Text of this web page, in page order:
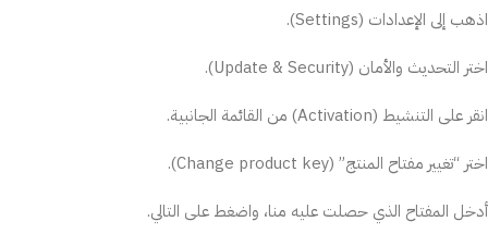
اذهب إلى الإعدادات (Settings).
اختر التحديث والأمان (Update & Security).
انقر على التنشيط (Activation) من القائمة الجانبية.
اختر “تغيير مفتاح المنتج” (Change product key).
أدخل المفتاح الذي حصلت عليه منا، واضغط على التالي.